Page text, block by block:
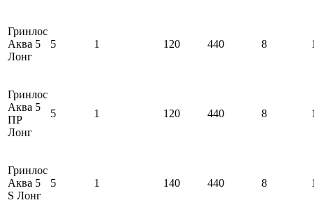
Гринлос
Аква 5
Лонг
5 1 120 440 8
Гринлос
Аква 5
ПР
Лонг
5 1 120 440 8
Гринлос
Аква 5
S Лонг
5 1 140 440 8